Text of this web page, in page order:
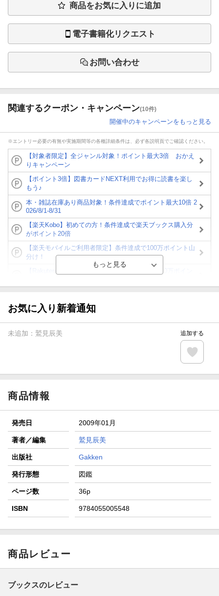
商品をお気に入りに追加
電子書籍化リクエスト
お問い合わせ
関連するクーポン・キャンペーン(10件)
開催中のキャンペーンをもっと見る
※エントリー必要の有無や実施期間等の各種詳細条件は、必ず各説明頁でご確認ください。
【対象者限定】全ジャンル対象！ポイント最大3倍 おかえ
りキャンペーン
【ポイント3倍】図書カードNEXT利用でお得に読書を楽し
もう♪
本・雑誌在庫あり商品対象！条件達成でポイント最大10倍 2
026/8/1-8/31
【楽天Kobo】初めての方！条件達成で楽天ブックス購入分
がポイント20倍
【楽天モバイルご利用者限定】条件達成で100万ポイント山
分け！
が当たる！
楽天モバイル紹介キャンペーンの拡散で300円OFFクーポン
条件達成で楽天限定・宝塚歌劇 宙組貸切公演ペアチケット
お気に入り新着通知
未追加： 鷲見辰美 追加する
商品情報
発売日 2009年01月
著者／編集 鷲見辰美
出版社 Gakken
発行形態 図鑑
ページ数 36p
ISBN 9784055005548
商品レビュー
ブックスのレビュー